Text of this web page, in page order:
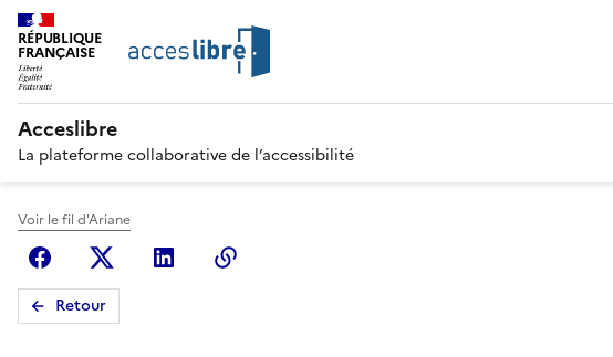
RÉPUBLIQUE
FRANÇAISE
Acceslibre
La plateforme collaborative de l’accessibilité
Voir le fil d'Ariane
FacebookX (anciennement Twitter)
Linkedin
Retour